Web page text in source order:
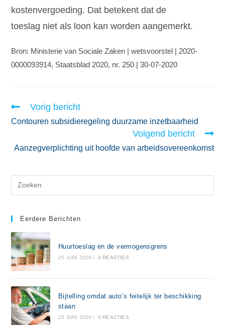
kostenvergoeding. Dat betekent dat de
toeslag niet als loon kan worden aangemerkt.
Bron: Ministerie van Sociale Zaken | wetsvoorstel | 2020-
0000093914, Staatsblad 2020, nr. 250 | 30-07-2020
Vorig bericht
Contouren subsidieregeling duurzame inzetbaarheid
Volgend bericht
Aanzegverplichting uit hoofde van arbeidsovereenkomst
Eerdere Berichten
Huurtoeslag en de vermogensgrens
25 JUNI 2026 / 0 REACTIES
Bijtelling omdat auto’s feitelijk ter beschikking
staan
25 JUNI 2026 / 0 REACTIES